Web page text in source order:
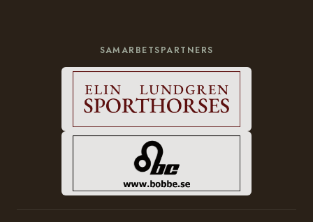
SAMARBETSPARTNERS